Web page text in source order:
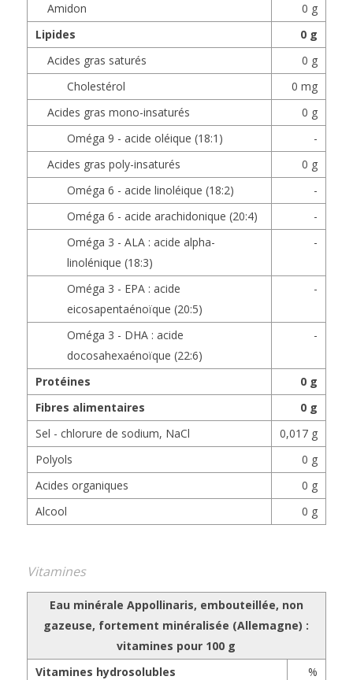
Amidon
0 g
Lipides
0 g
Acides gras saturés
0 g
Cholestérol
0 mg
Acides gras mono-insaturés
0 g
Oméga 9 - acide oléique (18:1)
-
Acides gras poly-insaturés
0 g
Oméga 6 - acide linoléique (18:2)
-
Oméga 6 - acide arachidonique (20:4)
-
Oméga 3 - ALA : acide alpha-
linolénique (18:3)
-
Oméga 3 - EPA : acide
eicosapentaénoïque (20:5)
-
Oméga 3 - DHA : acide
docosahexaénoïque (22:6)
-
Protéines
0 g
Fibres alimentaires
0 g
Sel - chlorure de sodium, NaCl
0,017 g
Polyols
0 g
Acides organiques
0 g
Alcool
0 g
Vitamines
Eau minérale Appollinaris, embouteillée, non
gazeuse, fortement minéralisée (Allemagne) :
vitamines pour 100 g
Vitamines hydrosolubles
%